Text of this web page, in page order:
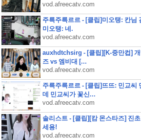
vod.afreecatv.com
주륵주륵르르 - [클립]미오탱: 칸님
미오탱: 네.
vod.afreecatv.com
auxhdtchsirg - [클립][K-중만컵]
즈 vs 엠비대 [...
vod.afreecatv.com
주륵주륵르르 - [클립]뜨뜨: 민교씨
데 민교씨가 꽃신...
vod.afreecatv.com
솔리스트 - [클립][캄 몬스타즈] 진
세용!
vod.afreecatv.com